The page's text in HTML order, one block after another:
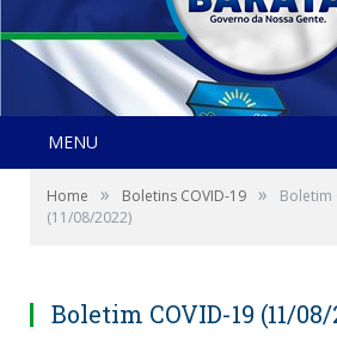
MENU
Home » Boletins COVID-19 »
Boletim
(11/08/2022)
Boletim COVID-19 (11/08/